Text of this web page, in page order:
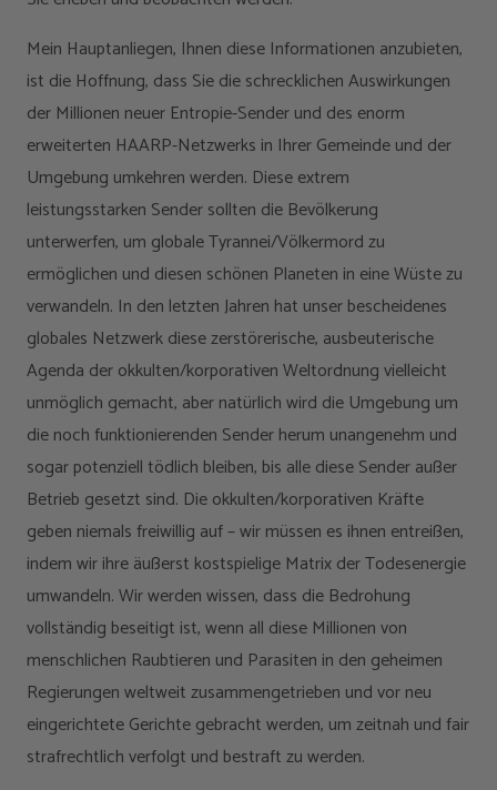
Mein Hauptanliegen, Ihnen diese Informationen anzubieten,
ist die Hoffnung, dass Sie die schrecklichen Auswirkungen
der Millionen neuer Entropie-Sender und des enorm
erweiterten HAARP-Netzwerks in Ihrer Gemeinde und der
Umgebung umkehren werden. Diese extrem
leistungsstarken Sender sollten die Bevölkerung
unterwerfen, um globale Tyrannei/Völkermord zu
ermöglichen und diesen schönen Planeten in eine Wüste zu
verwandeln. In den letzten Jahren hat unser bescheidenes
globales Netzwerk diese zerstörerische, ausbeuterische
Agenda der okkulten/korporativen Weltordnung vielleicht
unmöglich gemacht, aber natürlich wird die Umgebung um
die noch funktionierenden Sender herum unangenehm und
sogar potenziell tödlich bleiben, bis alle diese Sender außer
Betrieb gesetzt sind. Die okkulten/korporativen Kräfte
geben niemals freiwillig auf – wir müssen es ihnen entreißen,
indem wir ihre äußerst kostspielige Matrix der Todesenergie
umwandeln. Wir werden wissen, dass die Bedrohung
vollständig beseitigt ist, wenn all diese Millionen von
menschlichen Raubtieren und Parasiten in den geheimen
Regierungen weltweit zusammengetrieben und vor neu
eingerichtete Gerichte gebracht werden, um zeitnah und fair
strafrechtlich verfolgt und bestraft zu werden.